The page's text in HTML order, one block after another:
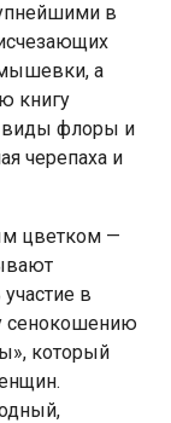
в
а
книгу
виды флоры и
черепаха и
цветком —
в
сенокошению
который